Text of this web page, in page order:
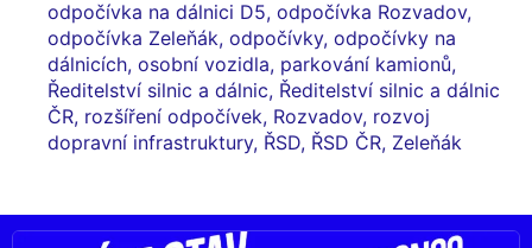
odpočívka na dálnici D5, odpočívka Rozvadov,
odpočívka Zeleňák, odpočívky, odpočívky na
dálnicích, osobní vozidla, parkování kamionů,
Ředitelství silnic a dálnic, Ředitelství silnic a dálnic
ČR, rozšíření odpočívek, Rozvadov, rozvoj
dopravní infrastruktury, ŘSD, ŘSD ČR, Zeleňák